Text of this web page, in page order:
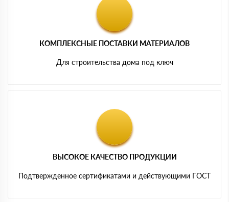
КОМПЛЕКСНЫЕ ПОСТАВКИ МАТЕРИАЛОВ
Для строительства дома под ключ
ВЫСОКОЕ КАЧЕСТВО ПРОДУКЦИИ
Подтвержденное сертификатами и действующими ГОСТ